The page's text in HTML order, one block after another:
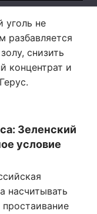
уголь не
разбавляется
снизить
концентрат и
Зеленский
условие
насчитывать